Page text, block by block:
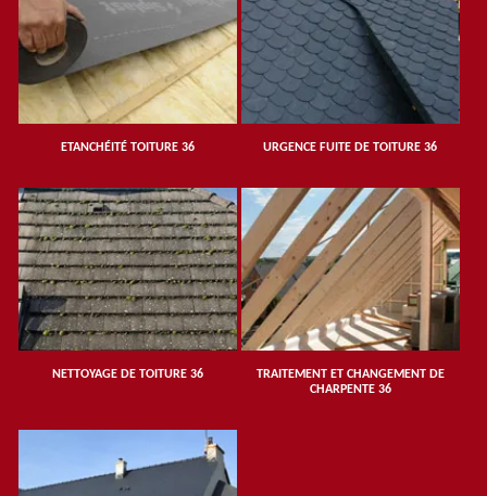
ETANCHÉITÉ TOITURE 36 URGENCE FUITE DE TOITURE 36
NETTOYAGE DE TOITURE 36
TRAITEMENT ET CHANGEMENT DE
CHARPENTE 36